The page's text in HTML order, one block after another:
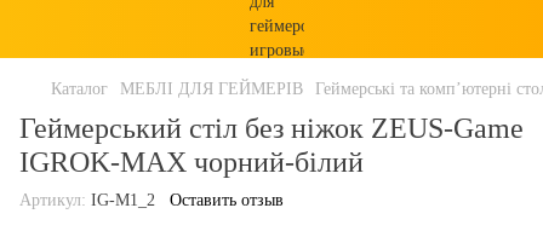
Каталог МЕБЛІ ДЛЯ ГЕЙМЕРІВ Геймерські та комп’ютерні
Геймерський стіл без ніжок ZEUS-Game
IGROK-MAX чорний-білий
Артикул: IG-M1_2 Оставить отзыв